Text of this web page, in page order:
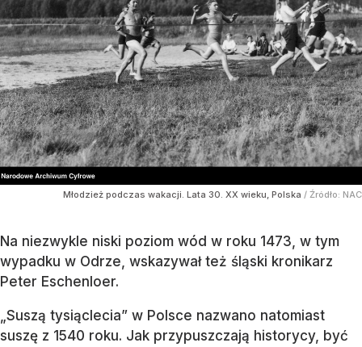
Młodzież podczas wakacji. Lata 30. XX wieku, Polska / Źródło: NAC
Na niezwykle niski poziom wód w roku 1473, w tym
wypadku w Odrze, wskazywał też śląski kronikarz
Peter Eschenloer.
„Suszą tysiąclecia” w Polsce nazwano natomiast
suszę z 1540 roku. Jak przypuszczają historycy, być